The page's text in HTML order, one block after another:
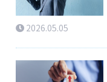
2026.05.05